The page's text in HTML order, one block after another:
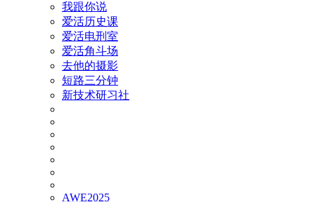
我跟你说
爱活历史课
爱活电刑室
爱活角斗场
去他的摄影
短路三分钟
新技术研习社
AWE2025